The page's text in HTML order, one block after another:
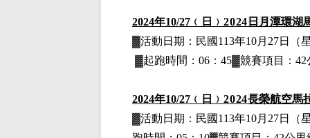
2024年10/27 ﹙日﹚ 2024 日月潭環湖
▓活動日期： 民國113年10月27日
（
▓起跑時間：06：45▓競賽項目：42
2024年10/27 ﹙日﹚ 2024長榮航空馬
▓活動日期： 民國113年10月27日
（